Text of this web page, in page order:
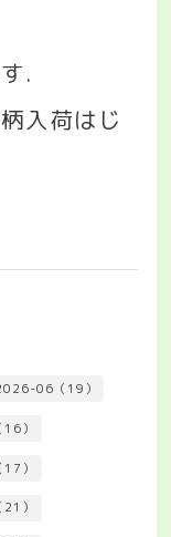
.
入荷はじ
06（19）
）
）
）